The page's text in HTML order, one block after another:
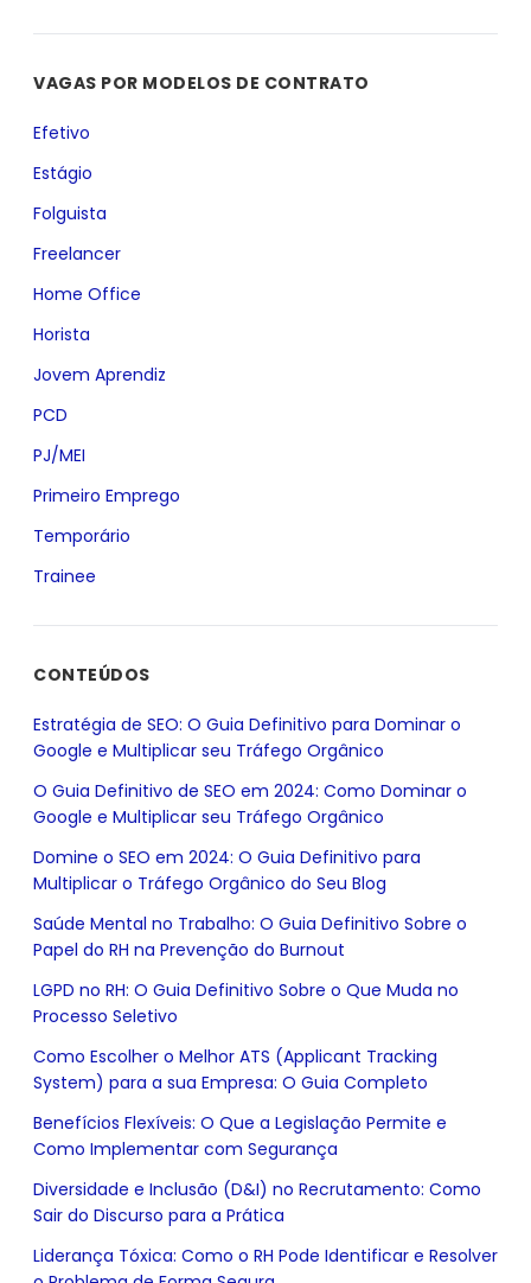
VAGAS POR MODELOS DE CONTRATO
Efetivo
Estágio
Folguista
Freelancer
Home Office
Horista
Jovem Aprendiz
PCD
PJ/MEI
Primeiro Emprego
Temporário
Trainee
CONTEÚDOS
Estratégia de SEO: O Guia Definitivo para Dominar o
Google e Multiplicar seu Tráfego Orgânico
O Guia Definitivo de SEO em 2024: Como Dominar o
Google e Multiplicar seu Tráfego Orgânico
Domine o SEO em 2024: O Guia Definitivo para
Multiplicar o Tráfego Orgânico do Seu Blog
Saúde Mental no Trabalho: O Guia Definitivo Sobre o
Papel do RH na Prevenção do Burnout
LGPD no RH: O Guia Definitivo Sobre o Que Muda no
Processo Seletivo
Como Escolher o Melhor ATS (Applicant Tracking
System) para a sua Empresa: O Guia Completo
Benefícios Flexíveis: O Que a Legislação Permite e
Como Implementar com Segurança
Diversidade e Inclusão (D&I) no Recrutamento: Como
Sair do Discurso para a Prática
Liderança Tóxica: Como o RH Pode Identificar e Resolver